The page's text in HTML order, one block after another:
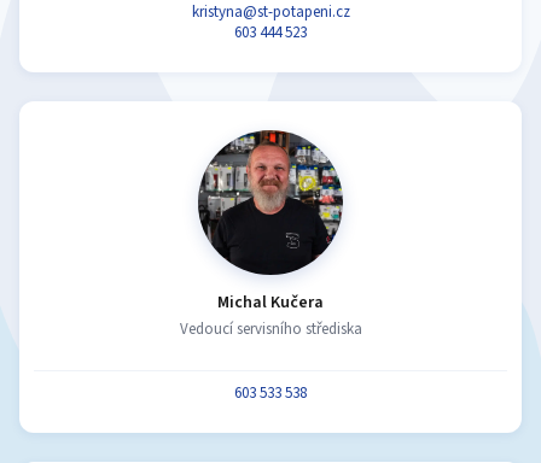
kristyna@st-potapeni.cz
603 444 523
Michal Kučera
Vedoucí servisního střediska
603 533 538